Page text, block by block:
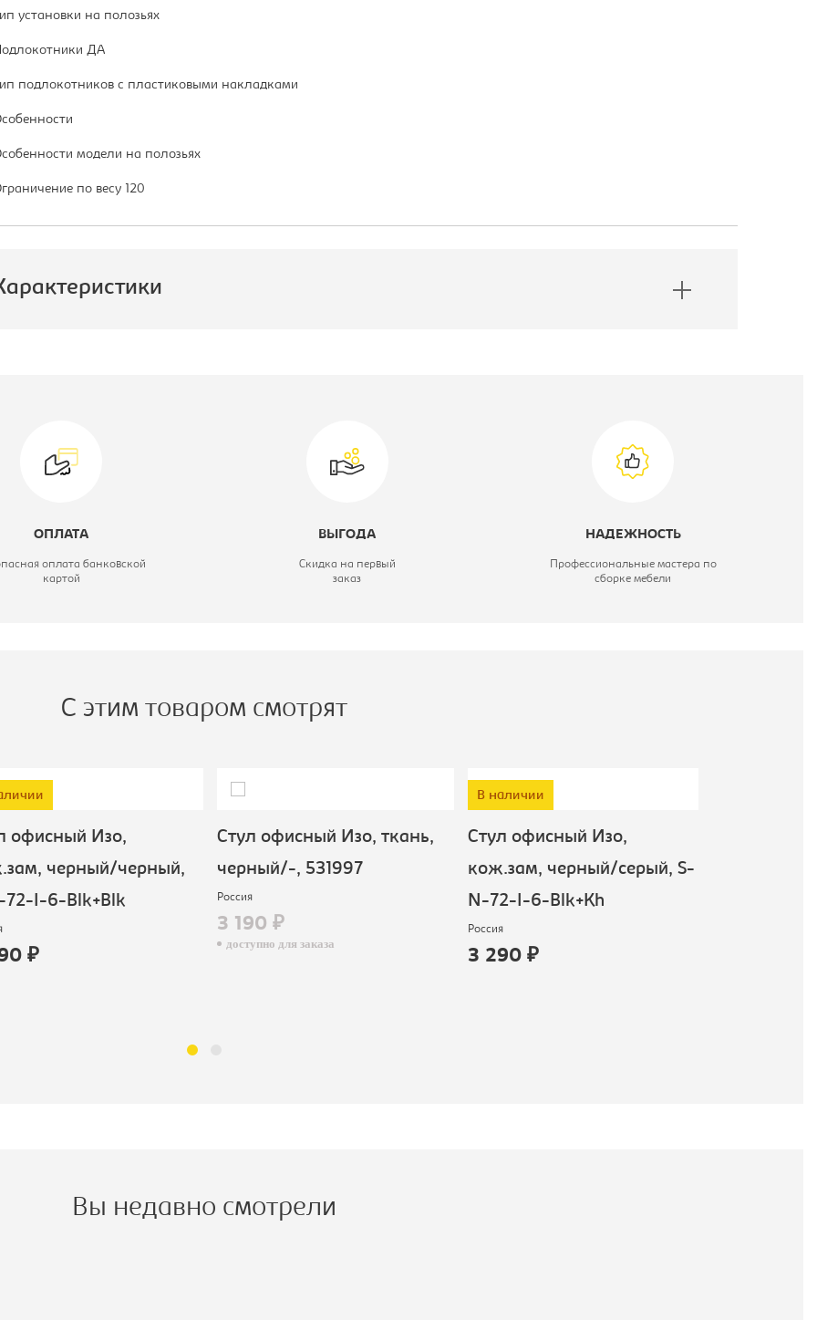
установки на полозьях
ДА
подлокотников с пластиковыми накладками
модели на полозьях
по весу 120
ОПЛАТА
оплата банковской
картой
ВЫГОДА
Скидка на первый
заказ
НАДЕЖНОСТЬ
Профессиональные мастера по
сборке мебели
С этим товаром смотрят
офисный Изо,
черный/черный,
72-I-6-Blk+Blk
₽
Стул офисный Изо, ткань,
черный/-, 531997
Россия
3 190 ₽
доступно для заказа
В наличии
Стул офисный Изо,
кож.зам, черный/серый, S-
N-72-I-6-Blk+Kh
Россия
3 290 ₽
Вы недавно смотрели